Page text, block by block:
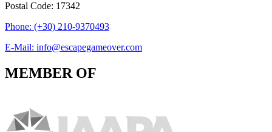
Postal Code: 17342
Phone: (+30) 210-9370493
E-Mail: info@escapegameover.com
MEMBER OF